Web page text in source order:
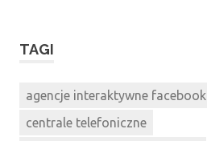
TAGI
agencje interaktywne facebook
centrale telefoniczne